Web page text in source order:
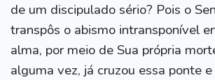
de um discipulado sério? Pois o
transpôs o abismo intransponível
alma, por meio de Sua própria
alguma vez, já cruzou essa ponte